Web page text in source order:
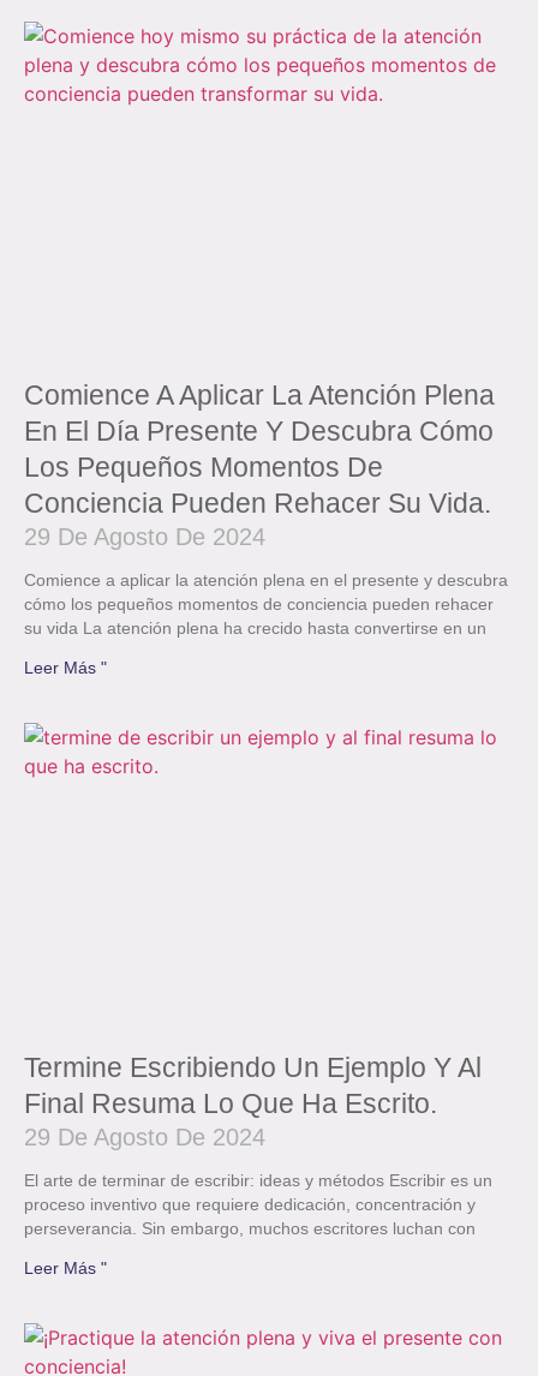
Comience A Aplicar La Atención Plena
En El Día Presente Y Descubra Cómo
Los Pequeños Momentos De
Conciencia Pueden Rehacer Su Vida.
29 De Agosto De 2024
Comience a aplicar la atención plena en el presente y descubra
cómo los pequeños momentos de conciencia pueden rehacer
su vida La atención plena ha crecido hasta convertirse en un
Leer Más "
Termine Escribiendo Un Ejemplo Y Al
Final Resuma Lo Que Ha Escrito.
29 De Agosto De 2024
El arte de terminar de escribir: ideas y métodos Escribir es un
proceso inventivo que requiere dedicación, concentración y
perseverancia. Sin embargo, muchos escritores luchan con
Leer Más "